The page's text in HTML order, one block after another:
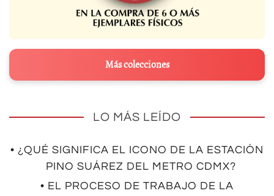
Más colecciones
LO MÁS LEÍDO
• ¿QUÉ SIGNIFICA EL ICONO DE LA ESTACIÓN
PINO SUÁREZ DEL METRO CDMX?
• EL PROCESO DE TRABAJO DE LA